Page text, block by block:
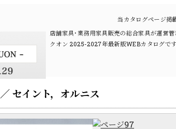
店舗家具･業務用家具販売の総合家具が運営管
クオン 2025-2027年最新版WEBカタログです
当カタログページ掲
セイント，オルニス